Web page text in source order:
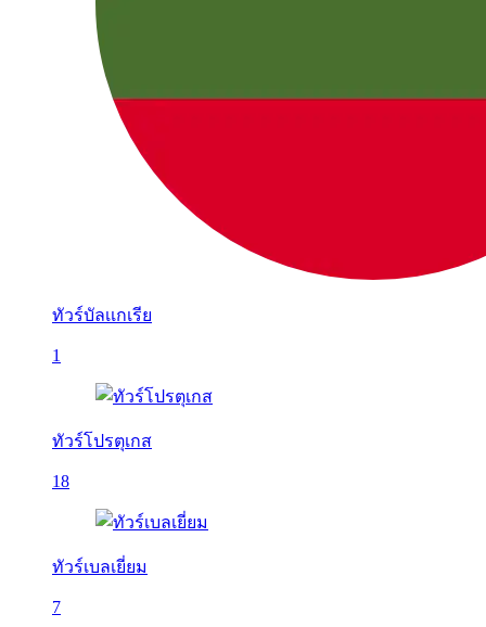
ทัวร์บัลเเกเรีย
1
ทัวร์โปรตุเกส
18
ทัวร์เบลเยี่ยม
7